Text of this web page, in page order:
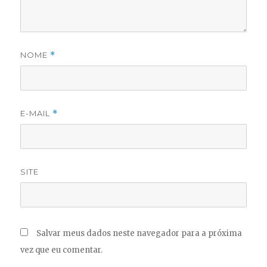
NOME *
E-MAIL *
SITE
Salvar meus dados neste navegador para a próxima
vez que eu comentar.